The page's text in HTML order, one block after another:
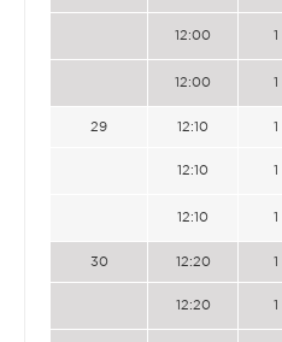
12:00 1
12:00 1
29 12:10 1
12:10 1
12:10 1
30 12:20 1
12:20 1